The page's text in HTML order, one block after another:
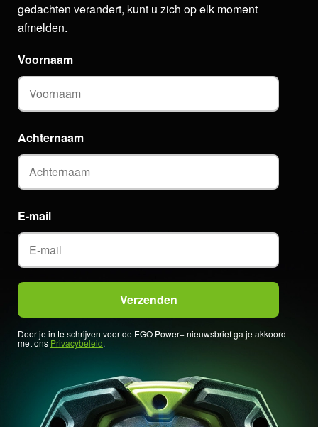
gedachten verandert, kunt u zich op elk moment
afmelden.
E-mail
Voornaam
Achternaam
Door je in te schrijven voor de EGO Power+ nieuwsbrief ga je akkoord
met ons Privacybeleid.